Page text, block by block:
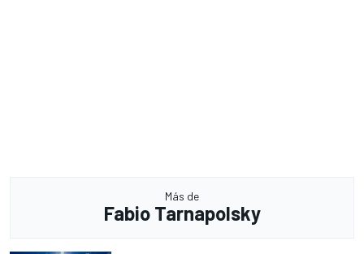
Más de
Fabio Tarnapolsky